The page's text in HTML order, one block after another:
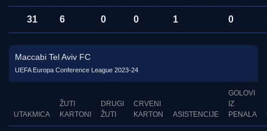
31 6 0 0 1 0
Maccabi Tel Aviv FC
UEFA Europa Conference League 2023-24
UTAKMICA
ŽUTI
KARTONI
DRUGI
ŽUTI
CRVENI
KARTON
ASISTENCIJE
GOLOVI
IZ
PENALA